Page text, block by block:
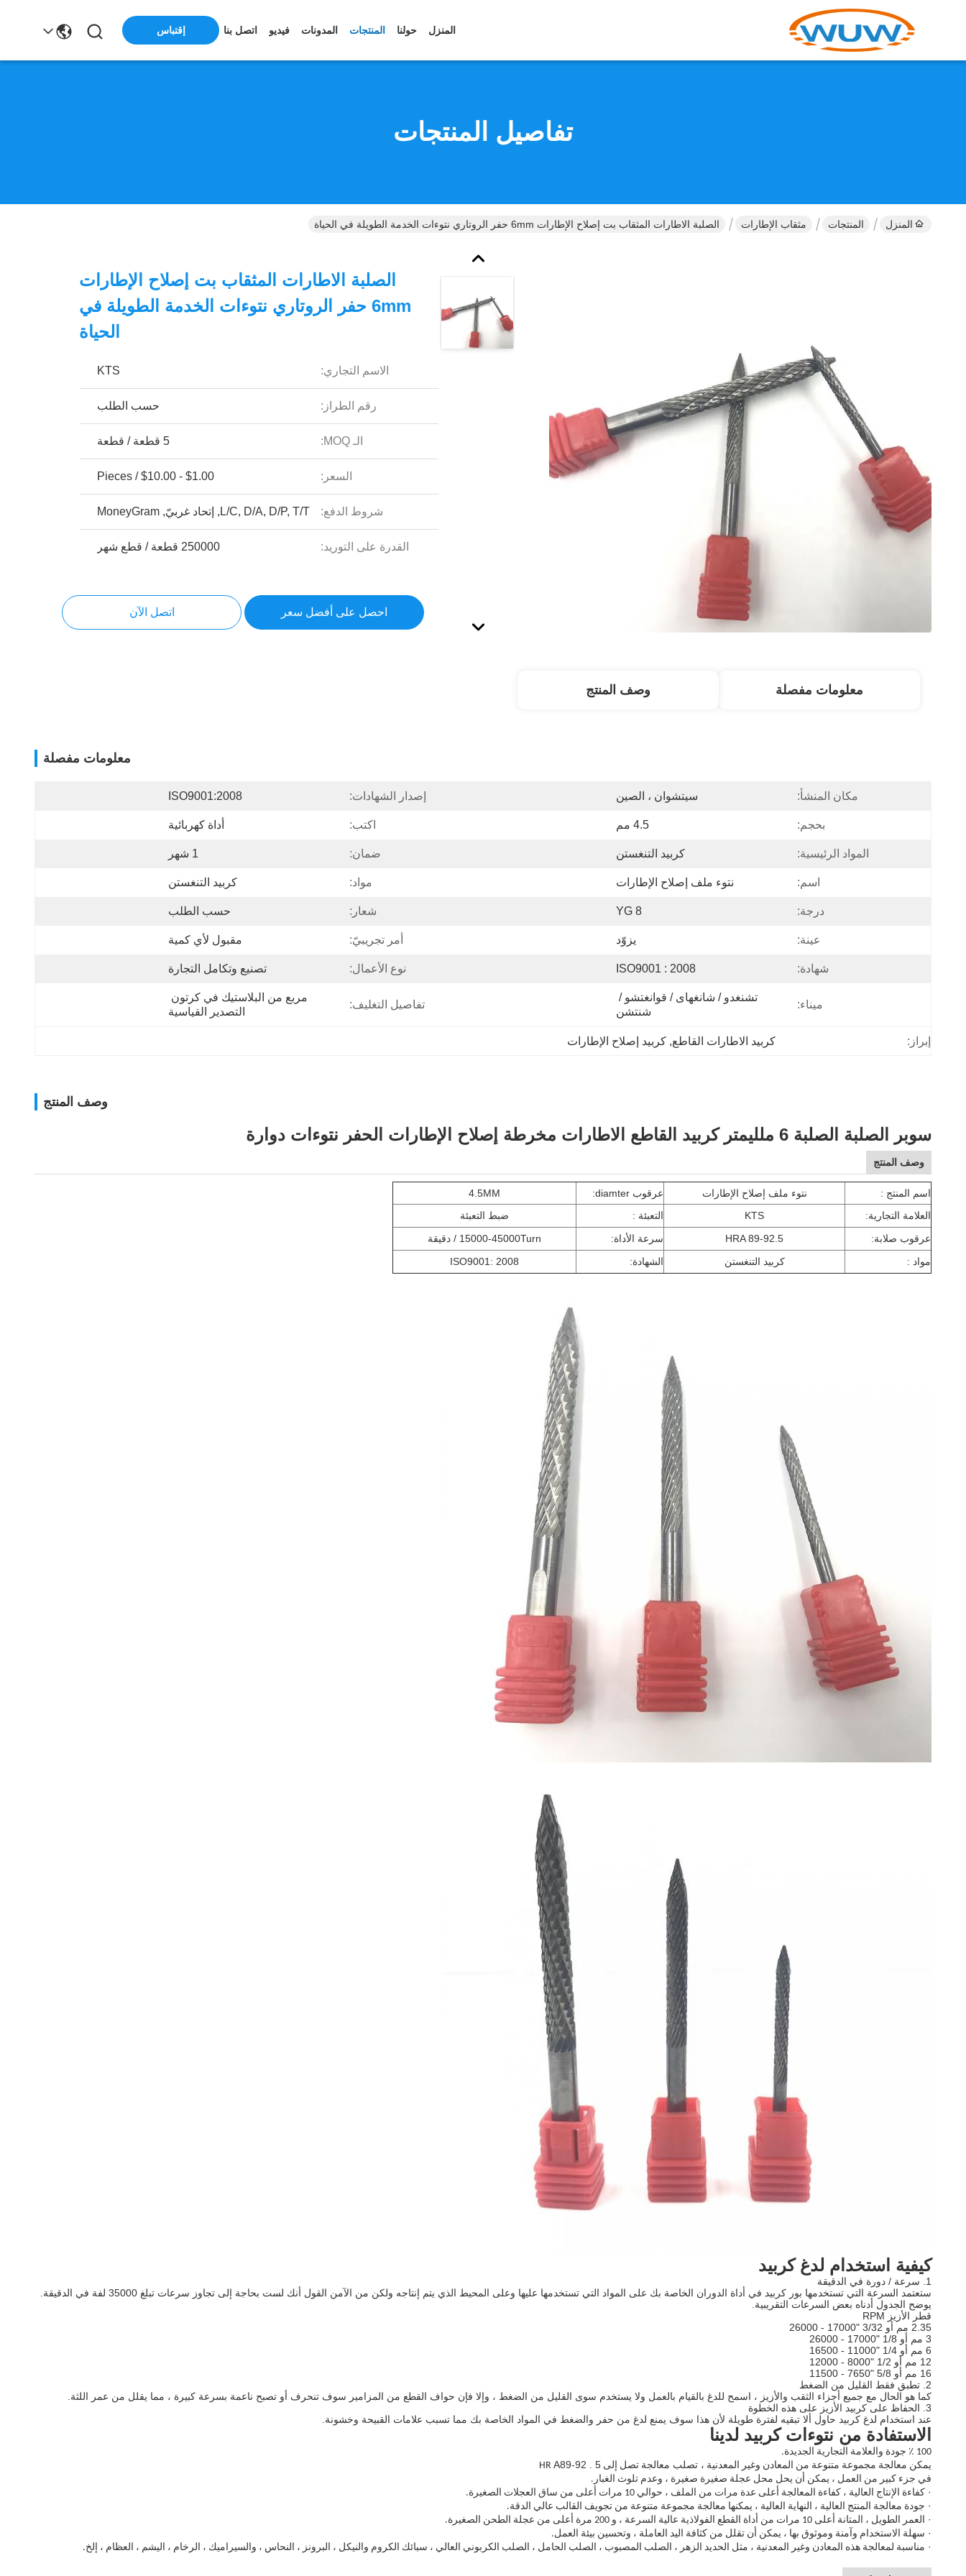
المنزل حولنا المنتجات المدونات فيديو اتصل بنا إقتباس
تفاصيل المنتجات
المنزل المنتجات مثقاب الإطارات الصلبة الاطارات المثقاب بت إصلاح الإطارات 6mm حفر الروتاري نتوءات الخدمة الطويلة في الحياة
الصلبة الاطارات المثقاب بت إصلاح الإطارات
6mm حفر الروتاري نتوءات الخدمة الطويلة في
الحياة
الاسم التجاري: KTS
رقم الطراز: حسب الطلب
الـ MOQ: 5 قطعة / قطعة
السعر: $1.00 - $10.00 / Pieces
شروط الدفع: L/C, D/A, D/P, T/T, إتحاد غربيّ, MoneyGram
القدرة على التوريد: 250000 قطعة / قطع شهر
احصل على أفضل سعر اتصل الآن
معلومات مفصلة وصف المنتج
معلومات مفصلة
مكان المنشأ: سيتشوان ، الصين إصدار الشهادات: ISO9001:2008
بحجم: 4.5 مم اكتب: أداة كهربائية
المواد الرئيسية: كربيد التنغستن ضمان: 1 شهر
اسم: نتوء ملف إصلاح الإطارات مواد: كربيد التنغستن
درجة: YG 8 شعار: حسب الطلب
عينة: يزوّد أمر تجريبيّ: مقبول لأي كمية
شهادة: ISO9001 : 2008 نوع الأعمال: تصنيع وتكامل التجارة
ميناء:
شنتشن
تفاصيل التغليف:
التصدير القياسية
إبراز: كربيد الاطارات القاطع, كربيد إصلاح الإطارات
وصف المنتج
سوبر الصلبة الصلبة 6 ملليمتر كربيد القاطع الاطارات مخرطة إصلاح الإطارات الحفر نتوءات دوارة
وصف المنتج
اسم المنتج : نتوء ملف إصلاح الإطارات عرقوب diamter:
4.5MM
العلامة التجارية:
KTS التعبئة :
ضبط التعبئة
عرقوب صلابة:
HRA 89-92.5 سرعة الأداة:
15000-45000Turn / دقيقة
مواد :
كربيد التنغستن الشهادة: ISO9001: 2008
كيفية استخدام لدغ كربيد
1. سرعة / دورة في الدقيقة
ستعتمد السرعة التي تستخدمها بور كربيد في أداة الدوران الخاصة بك على المواد التي تستخدمها عليها وعلى المحيط الذي يتم إنتاجه ولكن من الآمن القول أنك لست بحاجة إلى تجاوز سرعات تبلغ 35000 لفة في الدقيقة.
يوضح الجدول أدناه بعض السرعات التقريبية.
قطر الأزيز RPM
2.35 مم أو 3/32 "17000 - 26000
3 مم أو 1/8 "17000 - 26000
6 مم أو 1/4 "11000 - 16500
12 مم أو 1/2 "8000 - 12000
16 مم أو 5/8 "7650 - 11500
2. تطبق فقط القليل من الضغط
كما هو الحال مع جميع أجزاء الثقب والأزيز ، اسمح للدغ بالقيام بالعمل ولا يستخدم سوى القليل من الضغط ، وإلا فإن حواف القطع من المزامير سوف تنحرف أو تصبح ناعمة بسرعة كبيرة ، مما يقلل من عمر اللثة.
3. الحفاظ على كربيد الأزيز على هذه الخطوة
عند استخدام لدغ كربيد حاول ألا تبقيه لفترة طويلة لأن هذا سوف يمنع لدغ من حفر والضغط في المواد الخاصة بك مما تسبب علامات القبيحة وخشونة.
الاستفادة من نتوءات كربيد لدينا
100 ٪ جودة والعلامة التجارية الجديدة.
يمكن معالجة مجموعة متنوعة من المعادن وغير المعدنية ، تصلب معالجة تصل إلى HR A89-92 5
في جزء كبير من العمل ، يمكن أن يحل محل عجلة صغيرة صغيرة ، وعدم تلوث الغبار.
· كفاءة الإنتاج العالية ، كفاءة المعالجة أعلى عدة مرات من الملف ، حوالي 10 مرات أعلى من ساق العجلات الصغيرة.
· جودة معالجة المنتج العالية ، النهاية العالية ، يمكنها معالجة مجموعة متنوعة من تجويف القالب عالي الدقة.
· العمر الطويل ، المتانة أعلى 10 مرات من أداة القطع الفولاذية عالية السرعة ، و 200 مرة أعلى من عجلة الطحن الصغيرة.
· سهلة الاستخدام وآمنة وموثوق بها ، يمكن أن تقلل من كثافة اليد العاملة ، وتحسين بيئة العمل.
· مناسبة لمعالجة هذه المعادن وغير المعدنية ، مثل الحديد الزهر ، الصلب المصبوب ، الصلب الحامل ، الصلب الكربوني العالي ، سبائك الكروم والنيكل ، البرونز ، النحاس ، والسيراميك ، الرخام ، اليشم ، العظام ، إلخ.